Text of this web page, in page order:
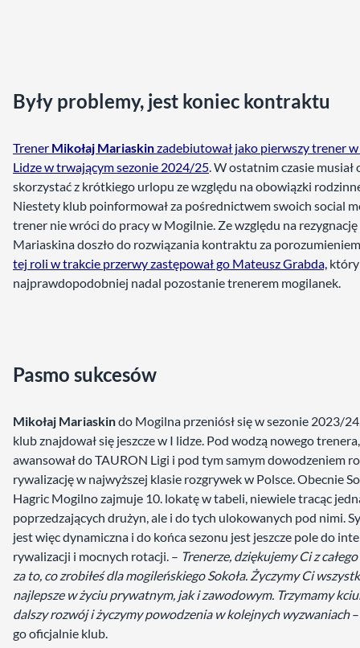
Były problemy, jest koniec kontraktu
Trener Mikołaj Mariaskinzadebiutował jako pierwszy trener
Lidze w trwającym sezonie 2024/25. W ostatnim czasie musiał
skorzystać z krótkiego urlopu ze względu na obowiązki
Niestety klub poinformował za pośrednictwem swoich social
trener nie wróci do pracy w Mogilnie. Ze względu na rezygnację
Mariaskina doszło do rozwiązania kontraktu za
tej roli w trakcie przerwy zastępował go Mateusz Grabda, który
najprawdopodobniej nadal pozostanie trenerem mogilanek.
Pasmo sukcesów
Mikołaj Mariaskindo Mogilna przeniósł się w sezonie 2023/
klub znajdował się jeszcze w I lidze. Pod wodzą nowego
awansował do TAURON Ligi i pod tym samym dowodzeniem
rywalizację w najwyższej klasie rozgrywek w Polsce. Obecnie
Hagric Mogilno zajmuje 10. lokatę w tabeli, niewiele tracąc
poprzedzających drużyn, ale i do tych ulokowanych pod nimi.
jest więc dynamiczna i do końca sezonu jest jeszcze pole do
rywalizacji i mocnych rotacji. – Trenerze, dziękujemy Ci z
za to, co zrobiłeś dla mogileńskiego Sokoła. Życzymy Ci
najlepsze w życiu prywatnym, jak i zawodowym. Trzymamy
dalszy rozwój i życzymy powodzenia w kolejnych wyzwaniach–
go oficjalnie klub.